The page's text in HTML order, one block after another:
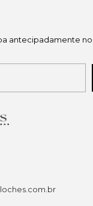
antecipadamente